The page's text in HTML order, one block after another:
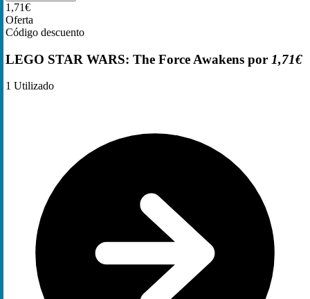
1,71€
Oferta
Código descuento
LEGO STAR WARS: The Force Awakens por 1,71€
1 Utilizado